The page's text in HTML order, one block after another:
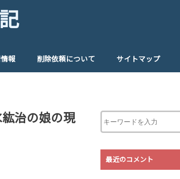
報 削除依頼について サイトマップ
治の娘の現
最近のコメント